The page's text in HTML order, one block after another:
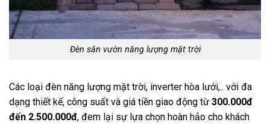
Đèn sân vườn năng lượng mặt trời
Các loại đèn năng lượng mặt trời, inverter hòa lưới,.. với đa
dạng thiết kế, công suất và giá tiền giao động từ 300.000đ
đến 2.500.000đ, đem lại sự lựa chọn hoàn hảo cho khách